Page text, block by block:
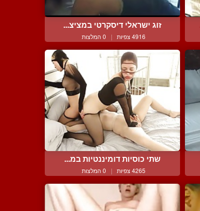
זוג ישראלי דיסקרטי במציצ...
4916 צפיות | 0 המלצות
שתי כוסיות דומיננטיות במ...
4265 צפיות | 0 המלצות